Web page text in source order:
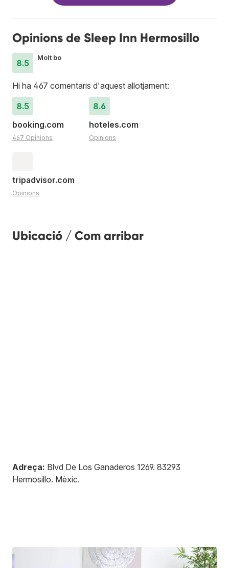
Opinions de Sleep Inn Hermosillo
8.5
Molt bo
Hi ha 467 comentaris d'aquest allotjament:
8.5
booking.com
467 Opinions
8.6
hoteles.com
Opinions
tripadvisor.com
Opinions
Ubicació / Com arribar
Adreça: Blvd De Los Ganaderos 1269. 83293
Hermosillo. Mèxic.